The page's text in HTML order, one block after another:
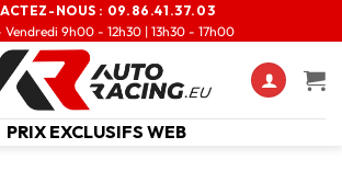
NOUS : 09.86.41.37.03
Vendredi 9h00 - 12h30 | 13h30 - 17h00
PRIX EXCLUSIFS WEB